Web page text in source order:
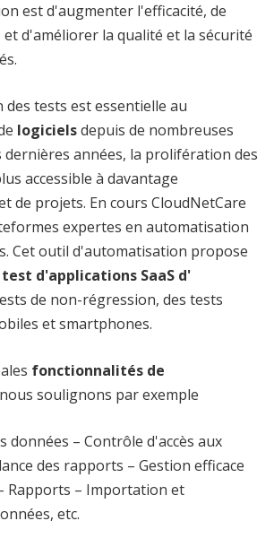
est d'augmenter l'efficacité, de
d'améliorer la qualité et la sécurité
tests est essentielle au
logicielsdepuis de nombreuses
dernières années, la prolifération des
accessible à davantage
de projets. En cours CloudNetCare
expertes en automatisation
Cet outil d'automatisation propose
test d'applications SaaS d'
de non-régression, des tests
et smartphones.
fonctionnalités de
soulignons par exemple
données – Contrôle d'accès aux
des rapports – Gestion efficace
Rapports – Importation et
etc.